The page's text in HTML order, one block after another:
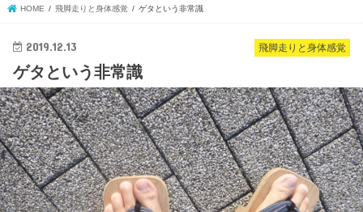
HOME 飛脚走りと身体感覚 ゲタという非常識
飛脚走りと身体感覚
2019.12.13
ゲタという非常識